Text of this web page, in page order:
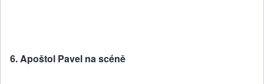
6. Apoštol Pavel na scéně